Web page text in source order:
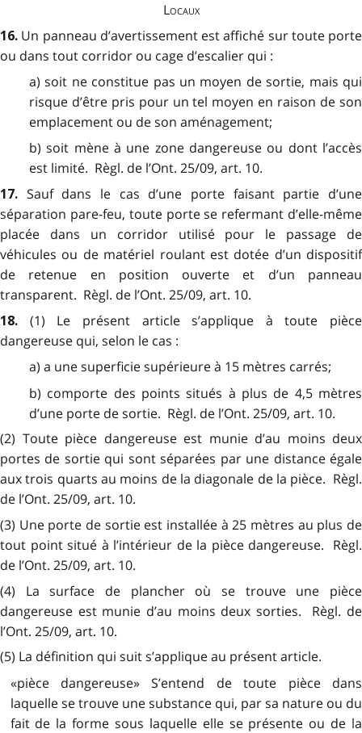
Locaux
16. Un panneau d’avertissement est affiché sur toute porte
ou dans tout corridor ou cage d’escalier qui :
a) soit ne constitue pas un moyen de sortie, mais qui
risque d’être pris pour un tel moyen en raison de son
emplacement ou de son aménagement;
b) soit mène à une zone dangereuse ou dont l’accès
est limité. Règl. de l’Ont. 25/09, art. 10.
17. Sauf dans le cas d’une porte faisant partie d’une
séparation pare-feu, toute porte se refermant d’elle-même
placée dans un corridor utilisé pour le passage de
véhicules ou de matériel roulant est dotée d’un dispositif
de retenue en position ouverte et d’un panneau
transparent. Règl. de l’Ont. 25/09, art. 10.
18. (1) Le présent article s’applique à toute pièce
dangereuse qui, selon le cas :
a) a une superficie supérieure à 15 mètres carrés;
b) comporte des points situés à plus de 4,5 mètres
d’une porte de sortie. Règl. de l’Ont. 25/09, art. 10.
(2) Toute pièce dangereuse est munie d’au moins deux
portes de sortie qui sont séparées par une distance égale
aux trois quarts au moins de la diagonale de la pièce. Règl.
de l’Ont. 25/09, art. 10.
(3) Une porte de sortie est installée à 25 mètres au plus de
tout point situé à l’intérieur de la pièce dangereuse. Règl.
de l’Ont. 25/09, art. 10.
(4) La surface de plancher où se trouve une pièce
dangereuse est munie d’au moins deux sorties. Règl. de
l’Ont. 25/09, art. 10.
(5) La définition qui suit s’applique au présent article.
«pièce dangereuse» S’entend de toute pièce dans
laquelle se trouve une substance qui, par sa nature ou du
fait de la forme sous laquelle elle se présente ou de la